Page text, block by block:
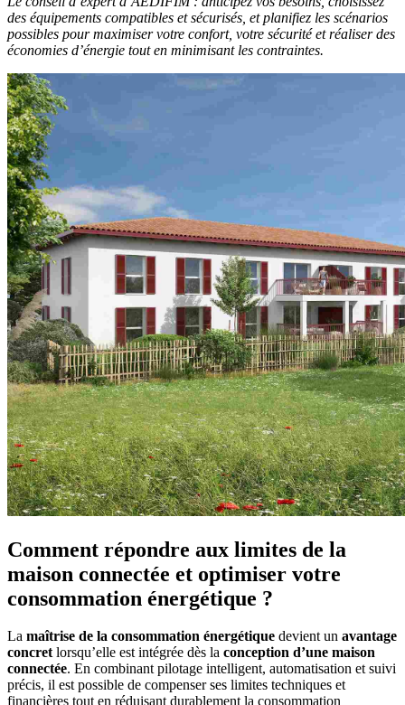
des équipements compatibles et sécurisés, et planifiez les scénarios
possibles pour maximiser votre confort, votre sécurité et réaliser des
économies d’énergie tout en minimisant les contraintes.
Comment répondre aux limites de la
maison connectée et optimiser votre
consommation énergétique ?
La maîtrise de la consommation énergétique devient un avantage
concretlorsqu’elle est intégrée dès la conception d’une maison
connectée. En combinant pilotage intelligent, automatisation et suivi
précis, il est possible de compenser ses limites techniques et
financières tout en réduisant durablement la consommation